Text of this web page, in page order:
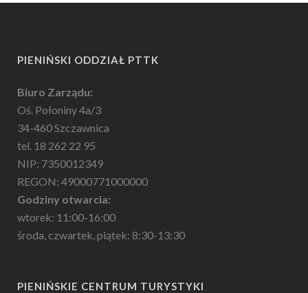
PIENIŃSKI ODDZIAŁ PTTK
Biuro Zarządu:
Oś. Połoniny 4a/3
34-460 Szczawnica
tel. 18 262 22 95
NIP: 7350012349
REGON: 49000771000000
Godziny otwarcia:
wtorek: 11:00-16:00
środa, czwartek, piątek: 8:30-13:30
PIENIŃSKIE CENTRUM TURYSTYKI